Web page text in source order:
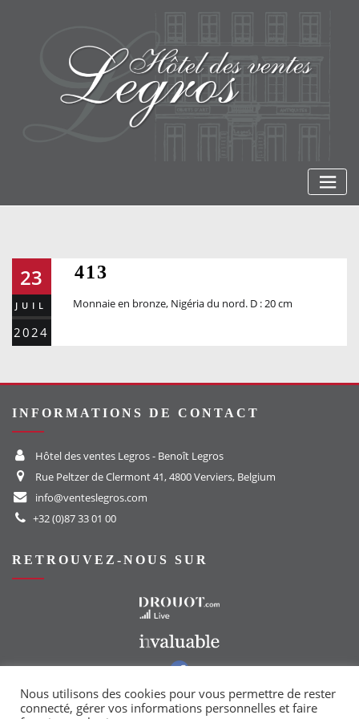
23
JUIL
2024
413
Monnaie en bronze, Nigéria du nord. D : 20 cm
INFORMATIONS DE CONTACT
Hôtel des ventes Legros - Benoît Legros
Rue Peltzer de Clermont 41, 4800 Verviers, Belgium
info@venteslegros.com
+32 (0)87 33 01 00
RETROUVEZ-NOUS SUR
Vers notre groupe Facebook
Nous utilisons des cookies pour vous permettre de rester
connecté, gérer vos informations personnelles et faire